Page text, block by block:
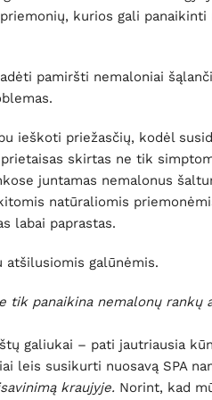
kurios gali
pamiršti nemaloniai
ieškoti priežasčių, kodėl
skirtas ne tik
juntamas nemalonus
natūraliomis
labai paprastas.
galūnėmis.
tik panaikina nemalonų
galiukai – pati jautriausia
leis susikurti nuosavą SPA
kraujyje. Norint, kad